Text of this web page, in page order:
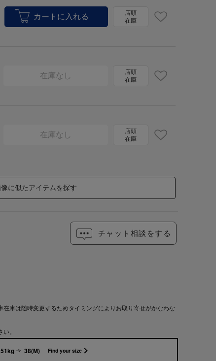
店頭
在庫
在庫なし
店頭
在庫
在庫なし
店頭
在庫
像に似たアイテムを探す
チャット相談をする
庫は随時変更するためタイミングによりお取り寄せがかなわな
。
51kg 38(M) Find your size